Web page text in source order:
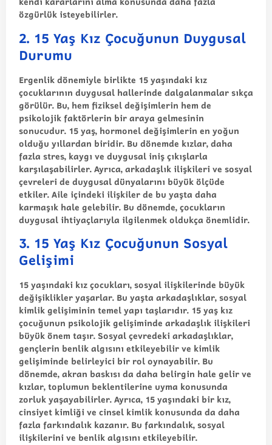
özgürlük isteyebilirler.
2. 15 Yaş Kız Çocuğunun Duygusal
Durumu
Ergenlik dönemiyle birlikte 15 yaşındaki kız
çocuklarının duygusal hallerinde dalgalanmalar sıkça
görülür. Bu, hem fiziksel değişimlerin hem de
psikolojik faktörlerin bir araya gelmesinin
sonucudur. 15 yaş, hormonel değişimlerin en yoğun
olduğu yıllardan biridir. Bu dönemde kızlar, daha
fazla stres, kaygı ve duygusal iniş çıkışlarla
karşılaşabilirler. Ayrıca, arkadaşlık ilişkileri ve sosyal
çevreleri de duygusal dünyalarını büyük ölçüde
etkiler. Aile içindeki ilişkiler de bu yaşta daha
karmaşık hale gelebilir. Bu dönemde, çocukların
duygusal ihtiyaçlarıyla ilgilenmek oldukça önemlidir.
3. 15 Yaş Kız Çocuğunun Sosyal
Gelişimi
15 yaşındaki kız çocukları, sosyal ilişkilerinde büyük
değişiklikler yaşarlar. Bu yaşta arkadaşlıklar, sosyal
kimlik gelişiminin temel yapı taşlarıdır. 15 yaş kız
çocuğunun psikolojik gelişiminde arkadaşlık ilişkileri
büyük önem taşır. Sosyal çevredeki arkadaşlıklar,
gençlerin benlik algısını etkileyebilir ve kimlik
gelişiminde belirleyici bir rol oynayabilir. Bu
dönemde, akran baskısı da daha belirgin hale gelir ve
kızlar, toplumun beklentilerine uyma konusunda
zorluk yaşayabilirler. Ayrıca, 15 yaşındaki bir kız,
cinsiyet kimliği ve cinsel kimlik konusunda da daha
fazla farkındalık kazanır. Bu farkındalık, sosyal
ilişkilerini ve benlik algısını etkileyebilir.